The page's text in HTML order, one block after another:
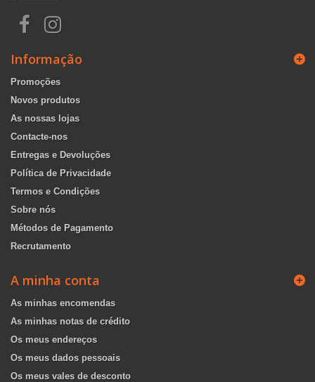
Informação
Promoções
Novos produtos
As nossas lojas
Contacte-nos
Entregas e Devoluções
Política de Privacidade
Termos e Condições
Sobre nós
Métodos de Pagamento
Recrutamento
A minha conta
As minhas encomendas
As minhas notas de crédito
Os meus endereços
Os meus dados pessoais
Os meus vales de desconto